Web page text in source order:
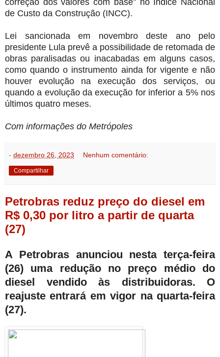
de Custo da Construção (INCC).
Lei sancionada em novembro deste ano pelo
presidente Lula prevê a possibilidade de retomada de
obras paralisadas ou inacabadas em alguns casos,
como quando o instrumento ainda for vigente e não
houver evolução na execução dos serviços, ou
quando a evolução da execução for inferior a 5% nos
últimos quatro meses.
Com informações do Metrópoles
- dezembro 26, 2023 Nenhum comentário:
Compartilhar
Petrobras reduz preço do diesel em
R$ 0,30 por litro a partir de quarta
(27)
A Petrobras anunciou nesta terça-feira
(26) uma redução no preço médio do
diesel vendido às distribuidoras. O
reajuste entrará em vigor na quarta-feira
(27).